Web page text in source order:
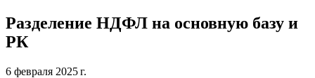
Разделение НДФЛ на основную базу и
РК
6 февраля 2025 г.